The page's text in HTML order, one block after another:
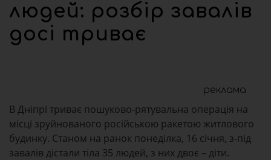
людей: розбір завалів
досі триває
реклама
В Дніпрі триває пошуково-рятувальна операція на
місці зруйнованого російською ракетою житлового
будинку. Станом на ранок понеділка, 16 січня, з-під
завалів дістали тіла 35 людей, з них двоє – діти.